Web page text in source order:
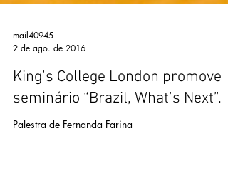
2 de ago. de 2016
King’s College London promove
seminário “Brazil, What’s Next”.